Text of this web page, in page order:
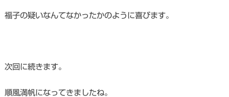
福子の疑いなんてなかったかのように喜びます。
次回に続きます。
順風満帆になってきましたね。